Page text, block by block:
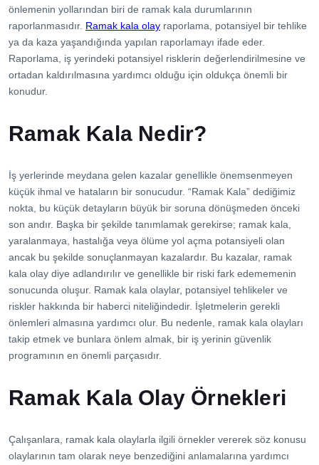
Referanslar
İletişim
önlemenin yollarından biri de ramak kala durumlarının
raporlanmasıdır. Ramak kala olay raporlama, potansiyel bir tehlike
ya da kaza yaşandığında yapılan raporlamayı ifade eder.
Raporlama, iş yerindeki potansiyel risklerin değerlendirilmesine ve
ortadan kaldırılmasına yardımcı olduğu için oldukça önemli bir
konudur.
Ramak Kala Nedir?
İş yerlerinde meydana gelen kazalar genellikle önemsenmeyen
küçük ihmal ve hataların bir sonucudur. “Ramak Kala” dediğimiz
nokta, bu küçük detayların büyük bir soruna dönüşmeden önceki
son andır. Başka bir şekilde tanımlamak gerekirse; ramak kala,
yaralanmaya, hastalığa veya ölüme yol açma potansiyeli olan
ancak bu şekilde sonuçlanmayan kazalardır. Bu kazalar, ramak
kala olay diye adlandırılır ve genellikle bir riski fark edememenin
sonucunda oluşur. Ramak kala olaylar, potansiyel tehlikeler ve
riskler hakkında bir haberci niteliğindedir. İşletmelerin gerekli
önlemleri almasına yardımcı olur. Bu nedenle, ramak kala olayları
takip etmek ve bunlara önlem almak, bir iş yerinin güvenlik
programının en önemli parçasıdır.
Ramak Kala Olay Örnekleri
Çalışanlara, ramak kala olaylarla ilgili örnekler vererek söz konusu
olaylarının tam olarak neye benzediğini anlamalarına yardımcı